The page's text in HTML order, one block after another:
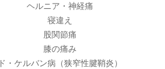
ヘルニア・神経痛
寝違え
股関節痛
膝の痛み
ド・ケルバン病（狭窄性腱鞘炎）